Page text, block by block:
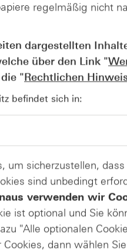
Wie lange
07.08.26
regelmäßig nicht
dargestellten
über den Link "
"Rechtlichen
befindet sich in:
um sicherzustellen,
sind unbedingt
verwenden wir
ist optional und Sie
"Alle optionalen
dann wählen